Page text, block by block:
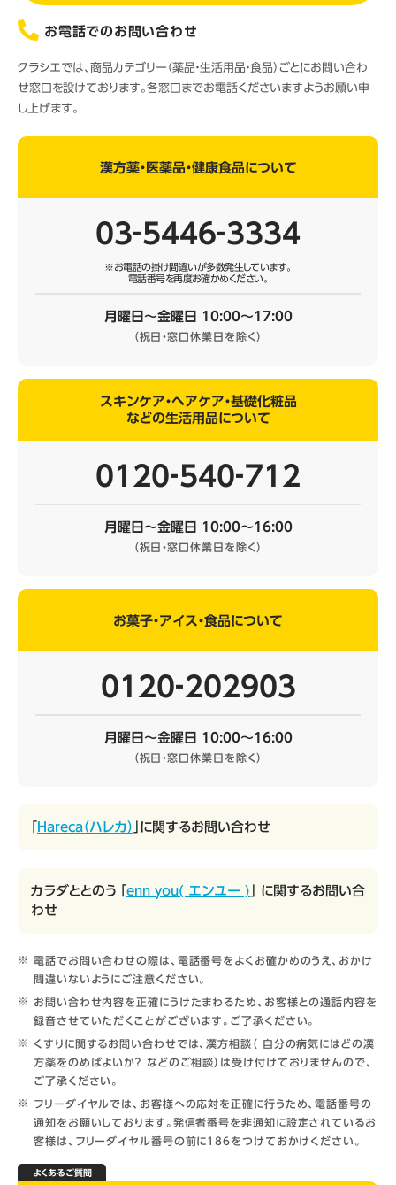
お電話でのお問い合わせ
クラシエでは、商品カテゴリー（薬品・生活用品・食品）ごとにお問い合わ
せ窓口を設けております。各窓口までお電話くださいますようお願い申
し上げます。
漢方薬・医薬品・健康食品について
03‐5446‐3334
※お電話の掛け間違いが多数発生しています。
電話番号を再度お確かめください。
月曜日～金曜日 10:00～17:00
（祝日・窓口休業日を除く）
スキンケア・ヘアケア・基礎化粧品
などの生活用品について
0120‐540‐712
月曜日～金曜日 10:00～16:00
（祝日・窓口休業日を除く）
お菓子・アイス・食品について
0120‐202903
月曜日～金曜日 10:00～16:00
（祝日・窓口休業日を除く）
Hareca（ハレカ） 」に関するお問い合わせ
カラダととのう 「 enn you( エンユー ) 」 に関するお問い合
わせ
電話でお問い合わせの際は、電話番号をよくお確かめのうえ、おかけ
間違いないようにご注意ください。
お問い合わせ内容を正確にうけたまわるため、お客様との通話内容を
録音させていただくことがございます。ご了承ください。
くすりに関するお問い合わせでは、漢方相談（ 自分の病気にはどの漢
方薬をのめばよいか？ などのご相談）は受け付けておりませんので、
ご了承ください。
フリーダイヤルでは、お客様への応対を正確に行うため、電話番号の
通知をお願いしております。発信者番号を非通知に設定されているお
客様は、フリーダイヤル番号の前に186をつけておかけください。
よくあるご質問